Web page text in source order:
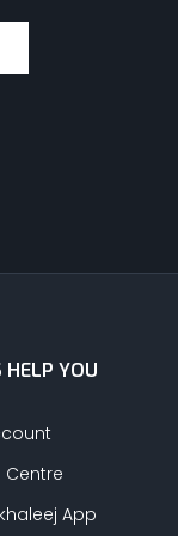
HELP YOU
Centre
App